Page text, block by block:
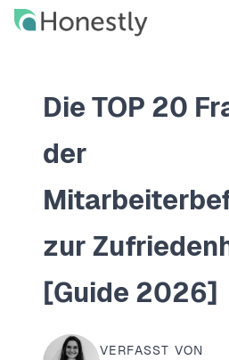
Skip
Skip
Die TOP 20
der
zur
[Guide 2026]
VERFASST VON